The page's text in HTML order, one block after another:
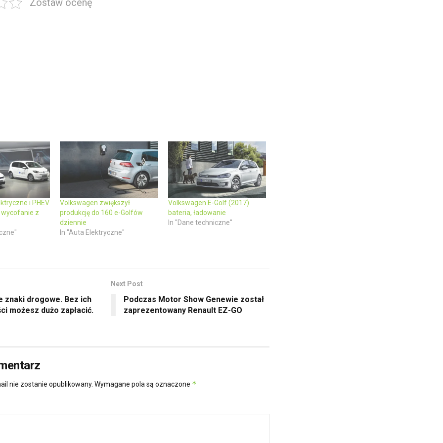
Zostaw ocenę
i PHEV
wycofanie z
Volkswagen zwiększył
produkcję do 160 e-Golfów
dziennie
In "Auta Elektryczne"
Volkswagen E-Golf (2017)
bateria, ładowanie
In "Dane techniczne"
znaki drogowe. Bez ich
możesz dużo zapłacić.
Next Post
Podczas Motor Show Genewie został
zaprezentowany Renault EZ-GO
nie zostanie opublikowany. Wymagane pola są oznaczone *